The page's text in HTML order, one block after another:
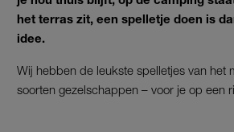
het terras zit, een spelletje doen is
idee.
Wij hebben de leukste spelletjes van het
soorten gezelschappen – voor je op een